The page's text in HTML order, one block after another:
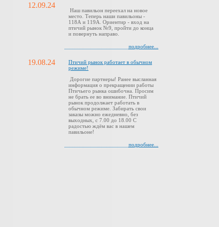
12.09.24
Наш павильон переехал на новое
место. Теперь наши павильоны -
118А и 119А. Ориентир - вход на
птичий рынок №9, пройти до конца
и повернуть направо.
подробнее...
19.08.24
Птичий рынок работает в обычном
режиме!
Дорогие партнеры! Ранее высланная
информация о прекращении работы
Птичьего рынка ошибочна. Просим
не брать ее во внимание. Птичий
рынок продолжает работать в
обычном режиме. Забирать свои
заказы можно ежедневно, без
выходных, с 7.00 до 18.00 С
радостью ждём вас в нашем
павильоне!
подробнее...